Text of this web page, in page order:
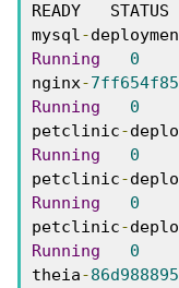
READY
mysql-
Running
0
nginx-
Running
0
petclinic-
Running
0
petclinic-
Running
0
petclinic-
Running
0
theia-